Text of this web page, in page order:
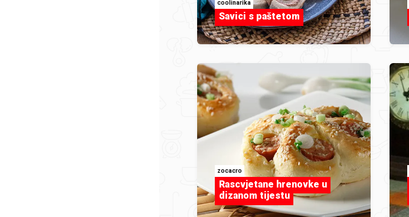
coolinarika
Savici s paštetom
zocacro
Rascvjetane hrenovke u
dizanom tijestu